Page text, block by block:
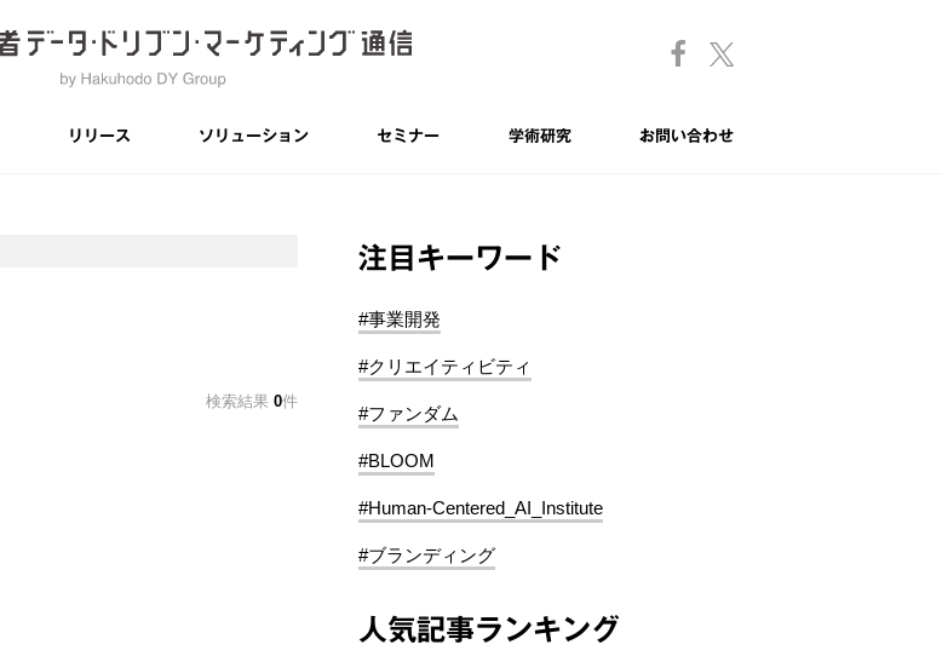
リリース ソリューション セミナー 学術研究 お問い合わせ
検索結果 0件
注目キーワード
#事業開発
#クリエイティビティ
#ファンダム
#BLOOM
#Human-Centered_AI_Institute
#ブランディング
人気記事ランキング